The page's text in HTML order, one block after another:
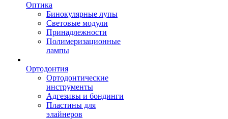
Оптика
Бинокулярные лупы
Световые модули
Принадлежности
Полимеризационные
лампы
Ортодонтия
Ортодонтические
инструменты
Адгезивы и бондинги
Пластины для
элайнеров